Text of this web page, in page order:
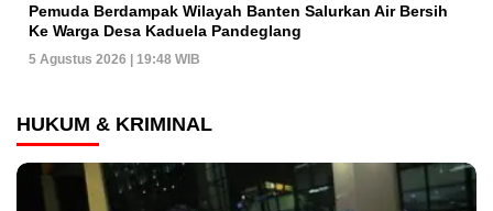
Pemuda Berdampak Wilayah Banten Salurkan Air Bersih
Ke Warga Desa Kaduela Pandeglang
5 Agustus 2026 | 19:48 WIB
HUKUM & KRIMINAL